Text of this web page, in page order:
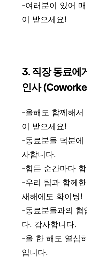
-여러분이 있어
이 받으세요!
3. 직장 동료에
인사
-올해도 함께해서
이 받으세요!
-동료분들 덕분에
사합니다.
-힘든 순간마다
-우리 팀과 함께
새해에도 화이팅!
-동료분들과의 협
다. 감사합니다.
-올 한 해도 열심
입니다.